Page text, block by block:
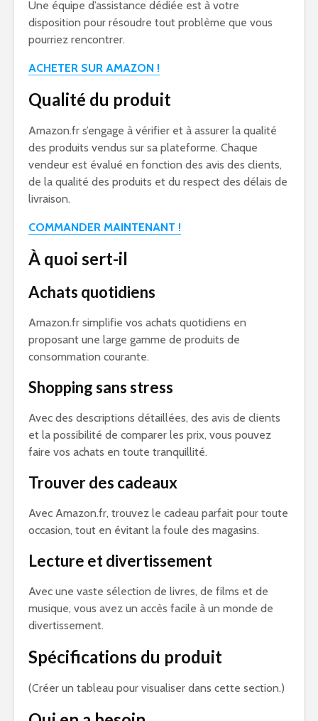
Une équipe d’assistance dédiée est à votre
disposition pour résoudre tout problème que vous
pourriez rencontrer.
ACHETER SUR AMAZON !
Qualité du produit
Amazon.fr s’engage à vérifier et à assurer la qualité
des produits vendus sur sa plateforme. Chaque
vendeur est évalué en fonction des avis des clients,
de la qualité des produits et du respect des délais de
livraison.
COMMANDER MAINTENANT !
À quoi sert-il
Achats quotidiens
Amazon.fr simplifie vos achats quotidiens en
proposant une large gamme de produits de
consommation courante.
Shopping sans stress
Avec des descriptions détaillées, des avis de clients
et la possibilité de comparer les prix, vous pouvez
faire vos achats en toute tranquillité.
Trouver des cadeaux
Avec Amazon.fr, trouvez le cadeau parfait pour toute
occasion, tout en évitant la foule des magasins.
Lecture et divertissement
Avec une vaste sélection de livres, de films et de
musique, vous avez un accès facile à un monde de
divertissement.
Spécifications du produit
(Créer un tableau pour visualiser dans cette section.)